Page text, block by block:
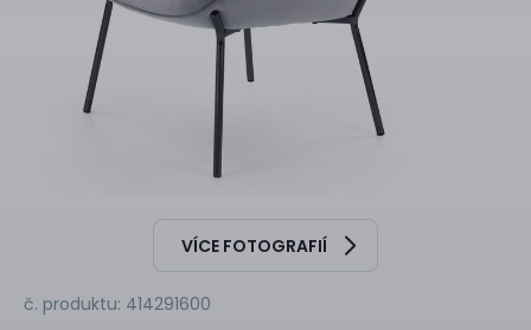
VÍCE FOTOGRAFIÍ
č. produktu: 414291600